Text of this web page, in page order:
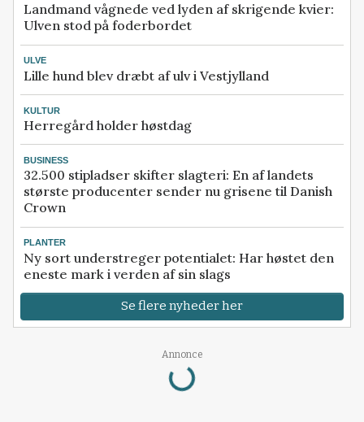
Landmand vågnede ved lyden af skrigende kvier:
Ulven stod på foderbordet
ULVE
Lille hund blev dræbt af ulv i Vestjylland
KULTUR
Herregård holder høstdag
BUSINESS
32.500 stipladser skifter slagteri: En af landets
største producenter sender nu grisene til Danish
Crown
PLANTER
Ny sort understreger potentialet: Har høstet den
eneste mark i verden af sin slags
Se flere nyheder her
Annonce
Loading...